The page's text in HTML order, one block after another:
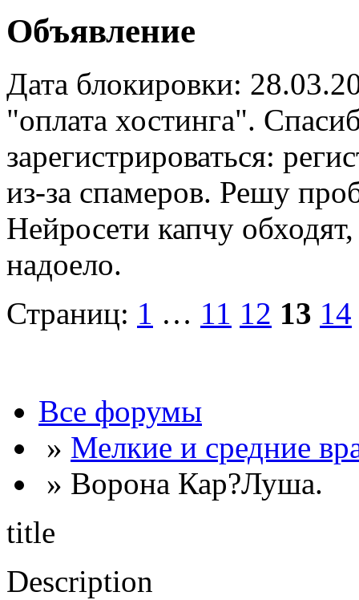
Объявление
Дата блокировки:
"оплата хостинга".
зарегистрироваться:
из-за спамеров. Решу
Нейросети капчу
надоело.
Страниц: 1 … 11 12 13 14
Все форумы
» Мелкие и средние
» Ворона Кар?Луша.
title
Description